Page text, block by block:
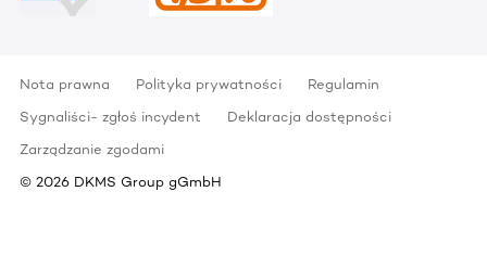
Nota prawna Polityka prywatności
Regulamin
Sygnaliści- zgłoś incydent
Deklaracja dostępności
Zarządzanie zgodami
© 2026 DKMS Group gGmbH